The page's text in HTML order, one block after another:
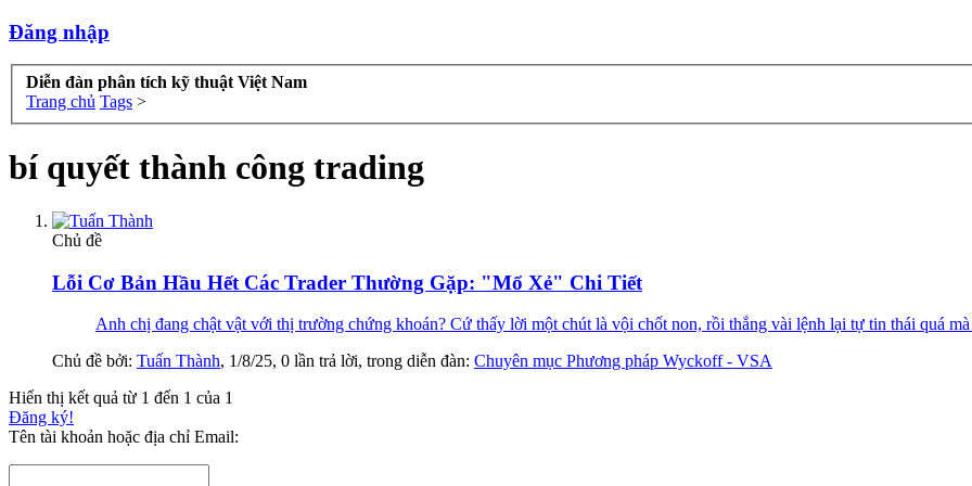
Đăng nhập
Diễn đàn phân tích kỹ thuật Việt Nam
Trang chủ Tags >
bí quyết thành công trading
Chủ đề
Lỗi Cơ Bản Hầu Hết Các Trader Thường Gặp: "Mổ Xẻ" Chi Tiết
Anh chị đang chật vật với thị trường chứng khoán? Cứ thấy lời một chút là vội chốt non, rồi thắng vài lệnh lại tự tin thái quá
Chủ đề bởi: Tuấn Thành, 1/8/25, 0 lần trả lời, trong diễn đàn: Chuyên mục Phương pháp Wyckoff - VSA
Hiển thị kết quả từ 1 đến 1 của 1
Đăng ký!
Tên tài khoản hoặc địa chỉ Email: